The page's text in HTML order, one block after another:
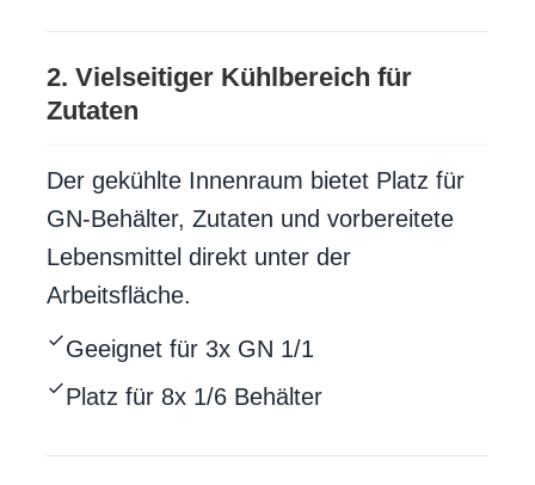
2. Vielseitiger Kühlbereich für
Zutaten
Der gekühlte Innenraum bietet Platz für
GN-Behälter, Zutaten und vorbereitete
Lebensmittel direkt unter der
Arbeitsfläche.
Geeignet für 3x GN 1/1
Platz für 8x 1/6 Behälter